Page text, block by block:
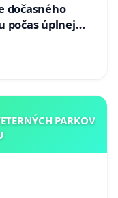
dočasného
počas úplnej
PARKOV